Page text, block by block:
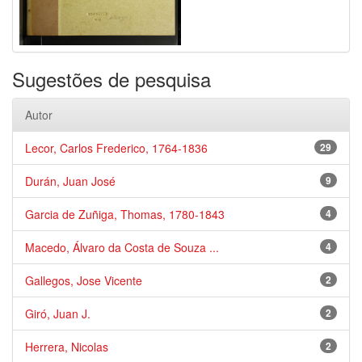
Sugestões de pesquisa
Autor
29
Lecor, Carlos Frederico, 1764-1836
9
Durán, Juan José
4
Garcia de Zuñiga, Thomas, 1780-1843
4
Macedo, Álvaro da Costa de Souza ...
2
Gallegos, Jose Vicente
2
Giró, Juan J.
2
Herrera, Nicolas